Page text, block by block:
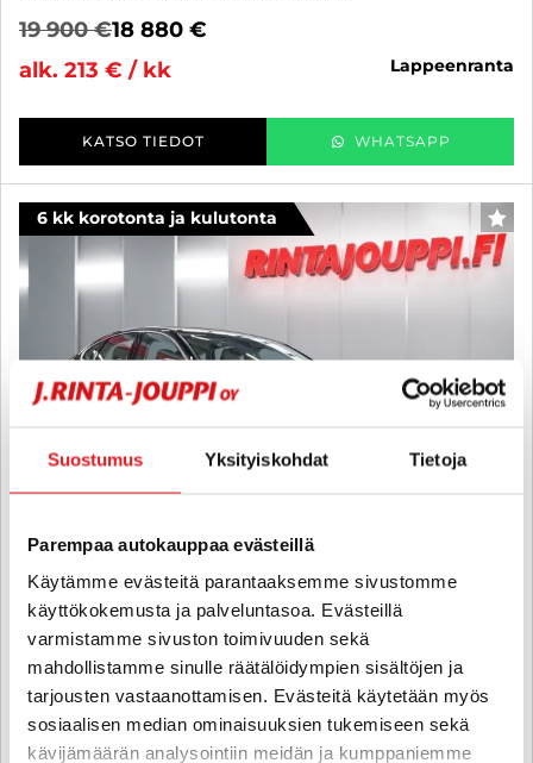
Suostumus Yksityiskohdat Tietoja
Parempaa autokauppaa evästeillä
Käytämme evästeitä parantaaksemme sivustomme
käyttökokemusta ja palveluntasoa. Evästeillä
varmistamme sivuston toimivuuden sekä
mahdollistamme sinulle räätälöidympien sisältöjen ja
tarjousten vastaanottamisen. Evästeitä käytetään myös
sosiaalisen median ominaisuuksien tukemiseen sekä
kävijämäärän analysointiin meidän ja kumppaniemme
19 900 €18 880 €
alk. 213 € / kk
lappeenranta
KATSO TIEDOT WHATSAPP
6 kk korotonta ja kulutonta
Volvo S90
D5 AWD Business Inscription aut - 6 kk korotonta ja kulutonta
maksuaikaa! - Upea Suomi-auto, Ei Ad-Blueta, Neliveto, Adapt.
vakkari, Pa-Lämmitin, VoC, HUD, Kamera, Sähkötoiminen
takaluukku - J. autoturva
2017 , Automaatti, Diesel, 210 000 km